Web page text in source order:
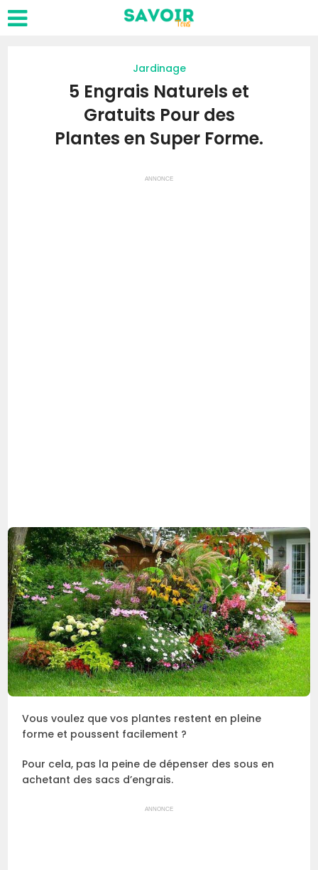
Jardinage
5 Engrais Naturels et
Gratuits Pour des
Plantes en Super Forme.
ANNONCE
Vous voulez que vos plantes restent en pleine
forme et poussent facilement ?
Pour cela, pas la peine de dépenser des sous en
achetant des sacs d’engrais.
ANNONCE